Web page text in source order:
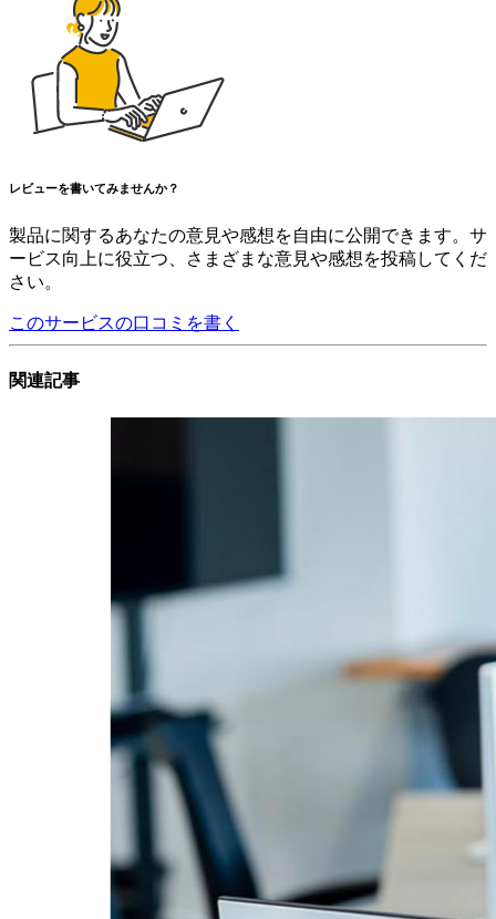
レビューを書いてみませんか？
製品に関するあなたの意見や感想を自由に公開できます。サ
ービス向上に役立つ、さまざまな意見や感想を投稿してくだ
さい。
このサービスの口コミを書く
関連記事